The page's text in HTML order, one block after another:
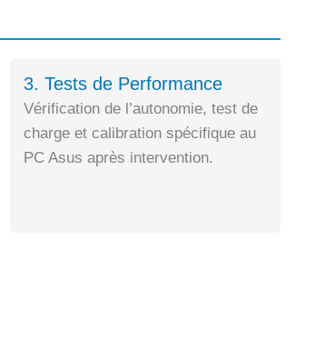
3. Tests de Performance
Vérification de l’autonomie, test de
charge et calibration spécifique au
PC Asus après intervention.